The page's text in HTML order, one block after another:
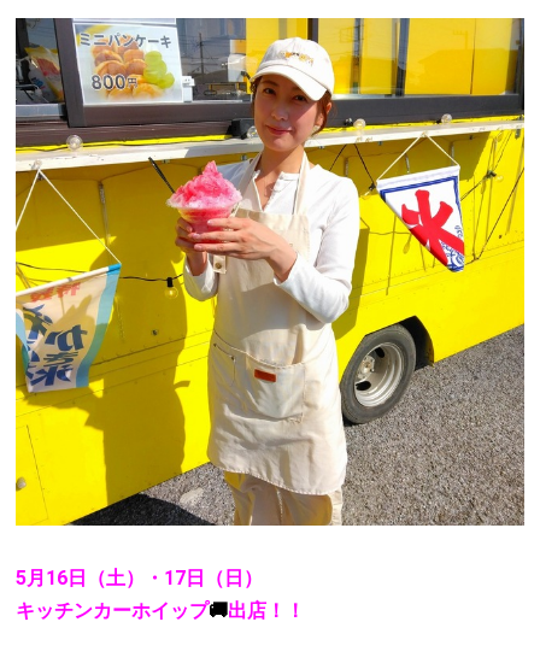
5月16日（土）・17日（日）
キッチンカーホイップ🚚出店！！